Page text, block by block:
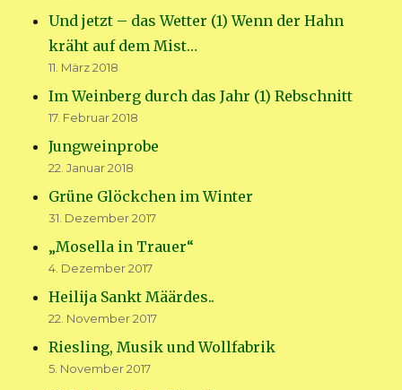
Und jetzt – das Wetter (1) Wenn der Hahn
kräht auf dem Mist…
11. März 2018
Im Weinberg durch das Jahr (1) Rebschnitt
17. Februar 2018
Jungweinprobe
22. Januar 2018
Grüne Glöckchen im Winter
31. Dezember 2017
„Mosella in Trauer“
4. Dezember 2017
Heilija Sankt Määrdes..
22. November 2017
Riesling, Musik und Wollfabrik
5. November 2017